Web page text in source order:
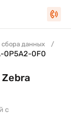
данных
0P5A2-0F0
с